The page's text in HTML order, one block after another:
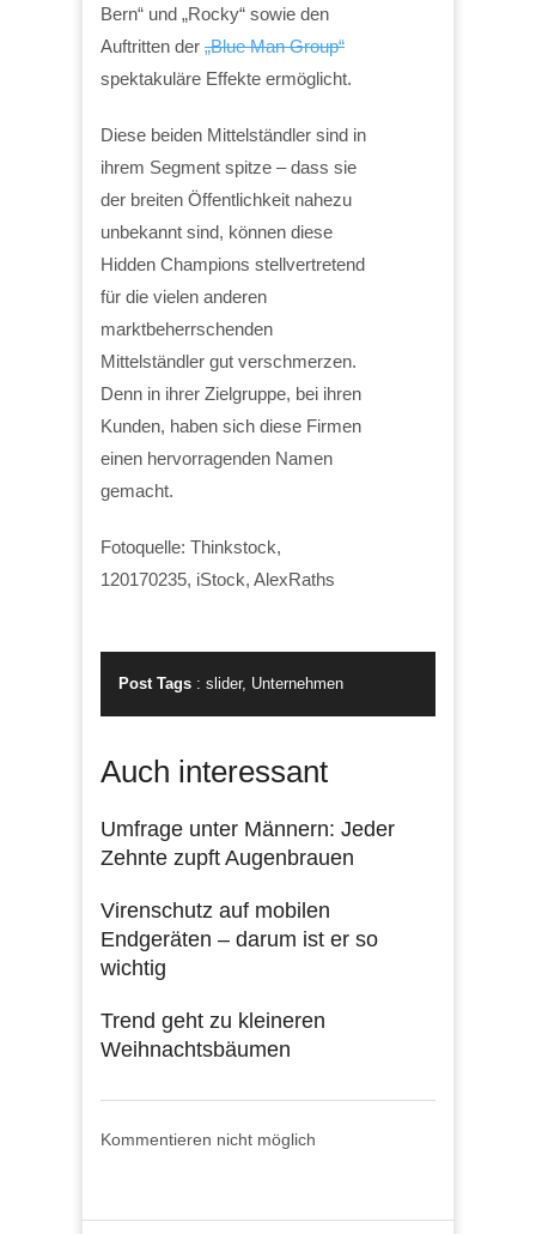
Bern“ und „Rocky“ sowie den
Auftritten der „Blue Man Group“
spektakuläre Effekte ermöglicht.
Diese beiden Mittelständler sind in
ihrem Segment spitze – dass sie
der breiten Öffentlichkeit nahezu
unbekannt sind, können diese
Hidden Champions stellvertretend
für die vielen anderen
marktbeherrschenden
Mittelständler gut verschmerzen.
Denn in ihrer Zielgruppe, bei ihren
Kunden, haben sich diese Firmen
einen hervorragenden Namen
gemacht.
Fotoquelle: Thinkstock,
120170235, iStock, AlexRaths
Post Tags : slider, Unternehmen
Auch interessant
Umfrage unter Männern: Jeder
Zehnte zupft Augenbrauen
Virenschutz auf mobilen
Endgeräten – darum ist er so
wichtig
Trend geht zu kleineren
Weihnachtsbäumen
Kommentieren nicht möglich